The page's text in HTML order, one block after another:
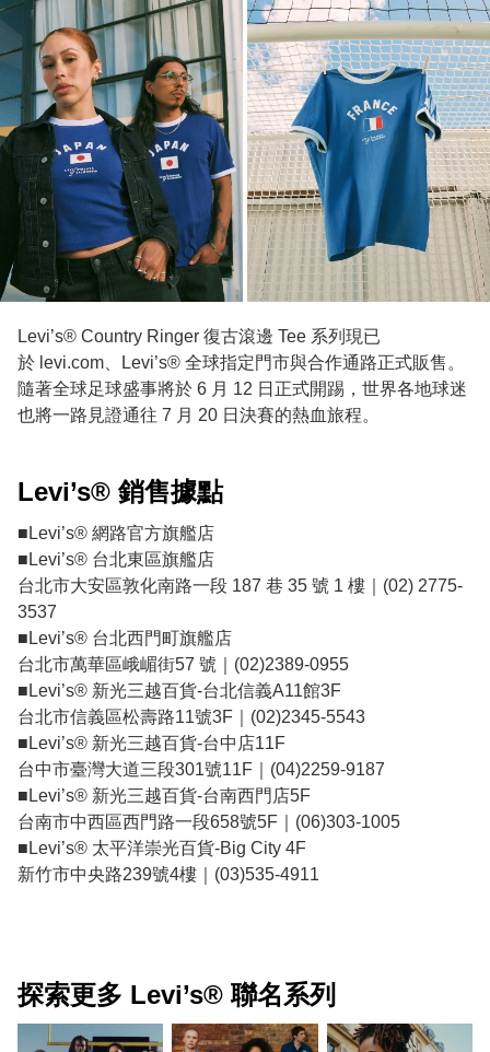
Levi’s® Country Ringer 復古滾邊 Tee 系列現已
於 levi.com、Levi’s® 全球指定門市與合作通路正式販售。
隨著全球足球盛事將於 6 月 12 日正式開踢，世界各地球迷
也將一路見證通往 7 月 20 日決賽的熱血旅程。
Levi’s® 銷售據點
■Levi’s® 網路官方旗艦店
■Levi’s® 台北東區旗艦店
台北市大安區敦化南路一段 187 巷 35 號 1 樓｜(02) 2775-
3537
■Levi’s® 台北西門町旗艦店
台北市萬華區峨嵋街57 號｜(02)2389-0955
■Levi’s® 新光三越百貨-台北信義A11館3F
台北市信義區松壽路11號3F｜(02)2345-5543
■Levi’s® 新光三越百貨-台中店11F
台中市臺灣大道三段301號11F｜(04)2259-9187
■Levi’s® 新光三越百貨-台南西門店5F
台南市中西區西門路一段658號5F｜(06)303-1005
■Levi’s® 太平洋崇光百貨-Big City 4F
新竹市中央路239號4樓｜(03)535-4911
探索更多 Levi’s® 聯名系列